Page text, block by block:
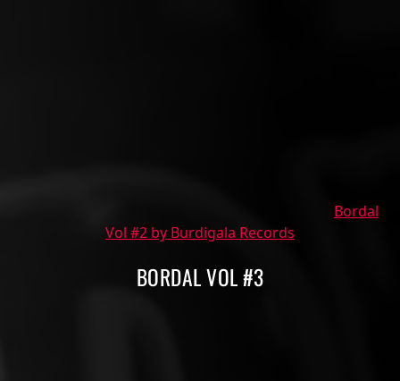
Bordal
Vol #2 by Burdigala Records
BORDAL VOL #3